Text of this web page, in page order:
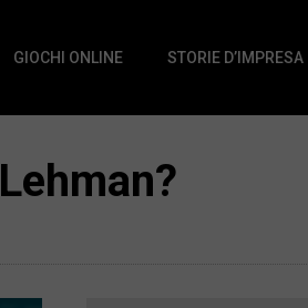
GIOCHI ONLINE STORIE D’IMPRESA